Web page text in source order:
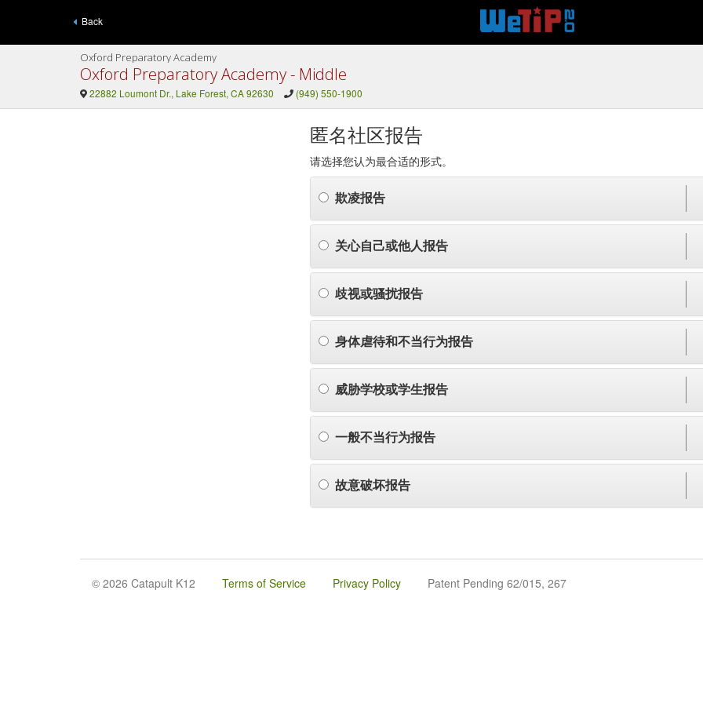
Back
Oxford Preparatory Academy
Oxford Preparatory Academy - Middle
22882 Loumont Dr., Lake Forest, CA 92630 (949) 550-1900
匿名社区报告
请选择您认为最合适的形式。
欺凌报告
关心自己或他人报告
歧视或骚扰报告
身体虐待和不当行为报告
威胁学校或学生报告
一般不当行为报告
故意破坏报告
© 2026 Catapult K12 Terms of Service Privacy Policy Patent Pending 62/015, 267